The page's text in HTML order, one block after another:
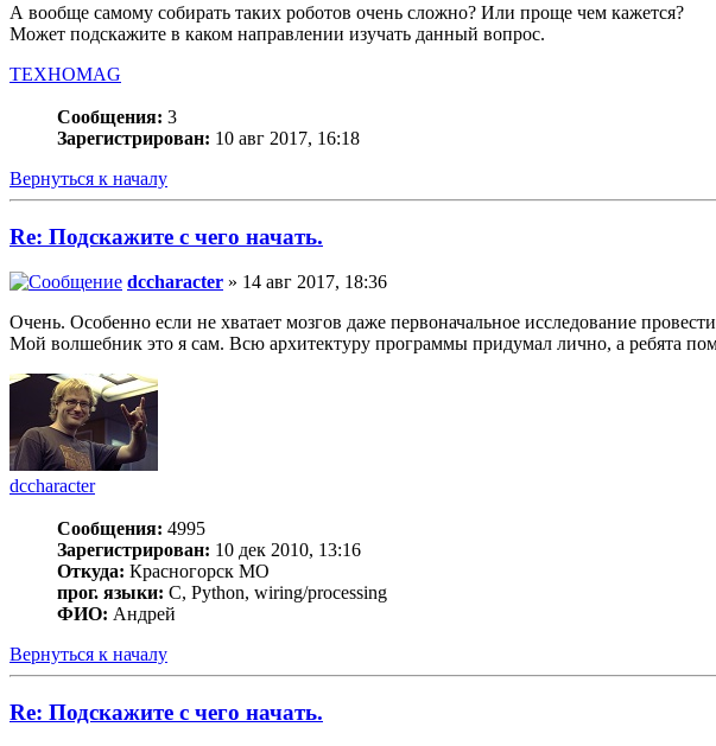
А вообще самому собирать таких роботов очень сложно? Или проще чем кажется?
Может подскажите в каком направлении изучать данный вопрос.
TEXHOMAG
Сообщения: 3
Зарегистрирован: 10 авг 2017, 16:18
Вернуться к началу
Re: Подскажите с чего начать.
dccharacter » 14 авг 2017, 18:36
Очень. Особенно если не хватает мозгов даже первоначальное исследование
Мой волшебник это я сам. Всю архитектуру программы придумал лично, а ребята
dccharacter
Сообщения: 4995
Зарегистрирован: 10 дек 2010, 13:16
Откуда: Красногорск МО
прог. языки: C, Python, wiring/processing
ФИО: Андрей
Вернуться к началу
Re: Подскажите с чего начать.